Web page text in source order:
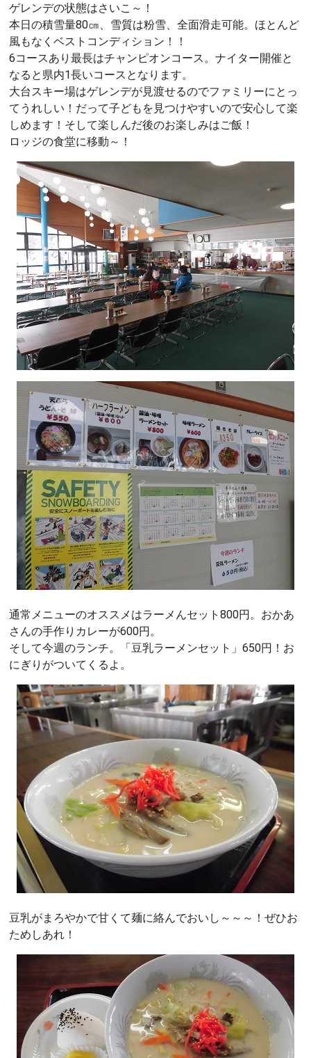
ゲレンデの状態はさいこ～！
本日の積雪量80㎝、雪質は粉雪、全面滑走可能。ほとんど
風もなくベストコンディション！！
6コースあり最長はチャンピオンコース。ナイター開催と
なると県内1長いコースとなります。
大台スキー場はゲレンデが見渡せるのでファミリーにとっ
てうれしい！だって子どもを見つけやすいので安心して楽
しめます！そして楽しんだ後のお楽しみはご飯！
ロッジの食堂に移動～！
通常メニューのオススメはラーメんセット800円。おかあ
さんの手作りカレーが600円。
そして今週のランチ。「豆乳ラーメンセット」650円！お
にぎりがついてくるよ。
豆乳がまろやかで甘くて麺に絡んでおいし～～～！ぜひお
ためしあれ！